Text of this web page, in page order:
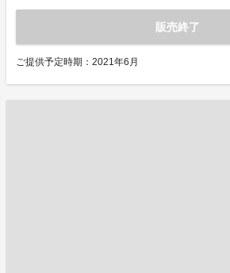
販売終了
ご提供予定時期：2021年6月